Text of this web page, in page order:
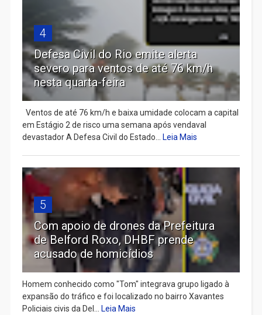
4
Defesa Civil do Rio emite alerta
severo para ventos de até 76 km/h
nesta quarta-feira
Ventos de até 76 km/h e baixa umidade colocam a capital
em Estágio 2 de risco uma semana após vendaval
devastador A Defesa Civil do Estado...
Leia Mais
5
Com apoio de drones da Prefeitura
de Belford Roxo, DHBF prende
acusado de homicídios
Homem conhecido como "Tom" integrava grupo ligado à
expansão do tráfico e foi localizado no bairro Xavantes
Policiais civis da Del...
Leia Mais